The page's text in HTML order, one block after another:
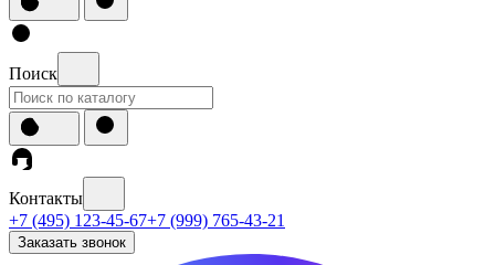
Поиск
Контакты
+7 (495) 123-45-67+7 (999) 765-43-21
Заказать звонок